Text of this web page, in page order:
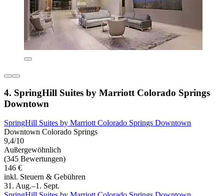
4. SpringHill Suites by Marriott Colorado Springs
Downtown
SpringHill Suites by Marriott Colorado Springs Downtown
Downtown Colorado Springs
9,4/10
Außergewöhnlich
(345 Bewertungen)
146 €
inkl. Steuern & Gebühren
31. Aug.–1. Sept.